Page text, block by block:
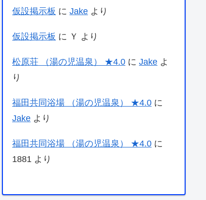
仮設掲示板 に Jake より
仮設掲示板 に Ｙ より
松原荘 （湯の児温泉） ★4.0 に Jake よ
り
福田共同浴場 （湯の児温泉） ★4.0 に
Jake より
福田共同浴場 （湯の児温泉） ★4.0 に
1881 より